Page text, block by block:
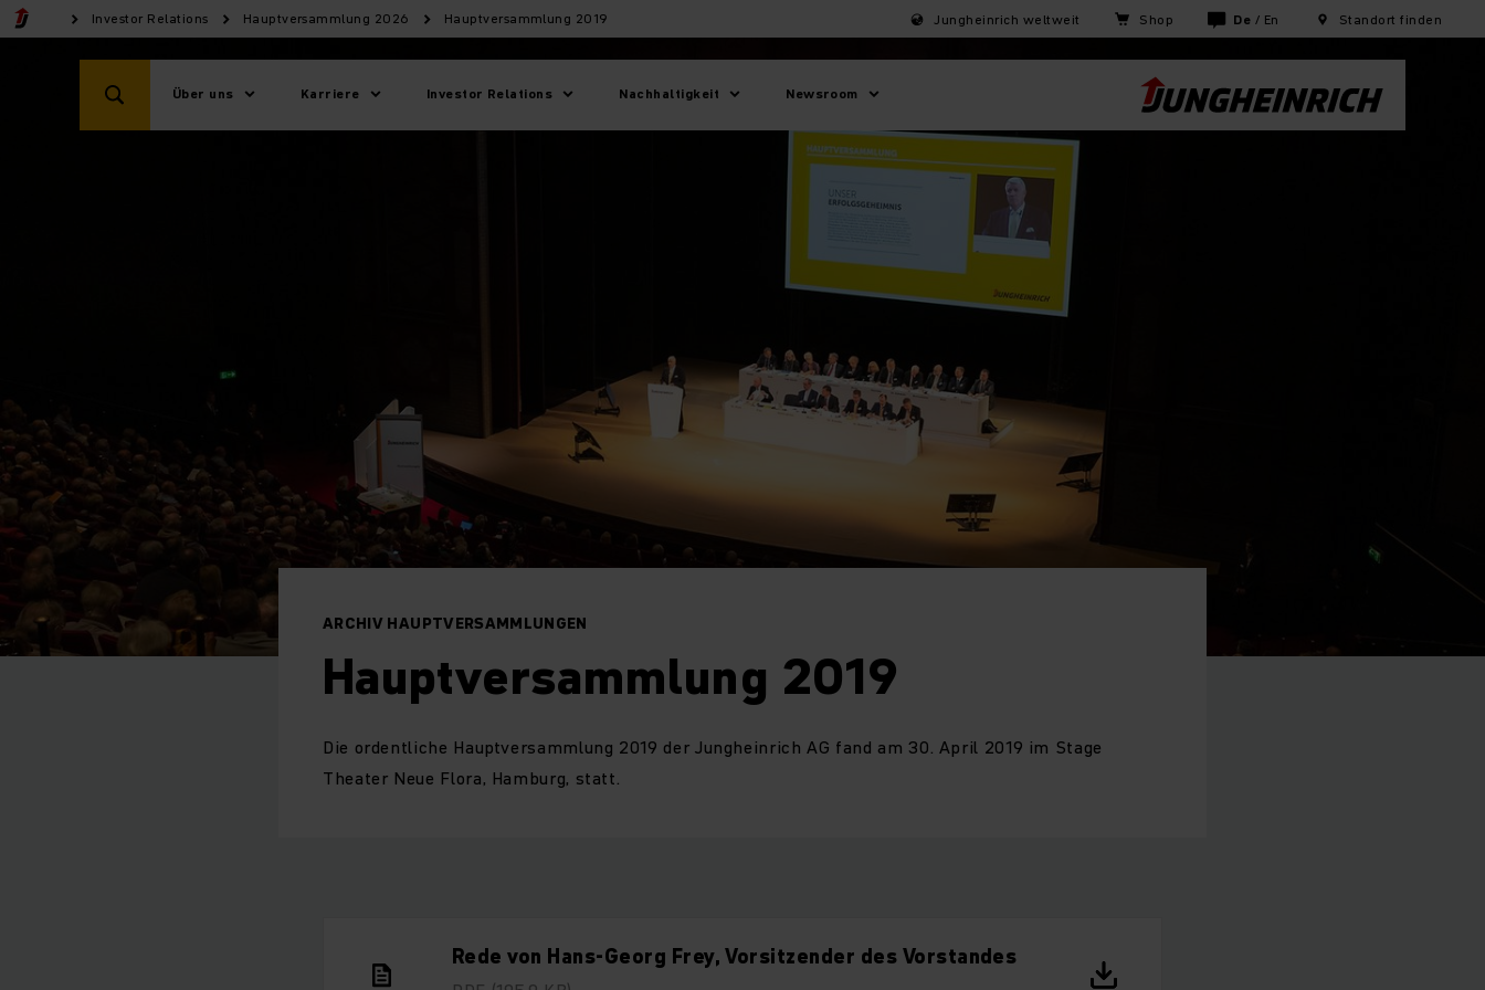
Investor Relations Hauptversammlung 2026 Hauptversammlung 2019 Jungheinrich weltweit Shop De / En Standort finden
Über uns Karriere Investor Relations Nachhaltigkeit Newsroom
ARCHIV HAUPTVERSAMMLUNGEN
Hauptversammlung 2019
Die ordentliche Hauptversammlung 2019 der Jungheinrich AG fand am 30. April 2019 im Stage
Theater Neue Flora, Hamburg, statt.
Rede von Hans-Georg Frey, Vorsitzender des Vorstandes